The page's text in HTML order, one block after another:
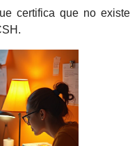
certifica que no existe